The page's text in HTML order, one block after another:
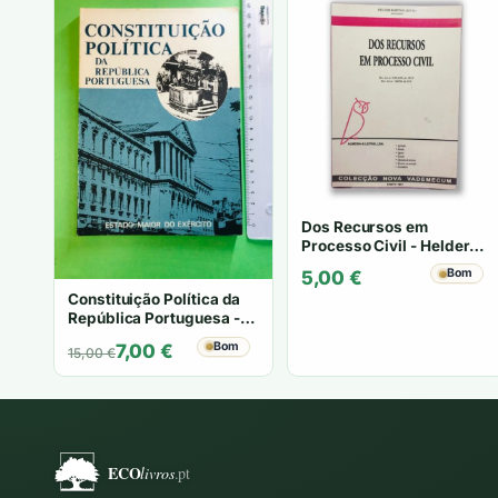
Constituição Política da
República Portuguesa -
15,00€
O
preço
7,00 €
O
preço
Bom
Dos Recursos em
Processo Civil - Helder
5,00 € Bom